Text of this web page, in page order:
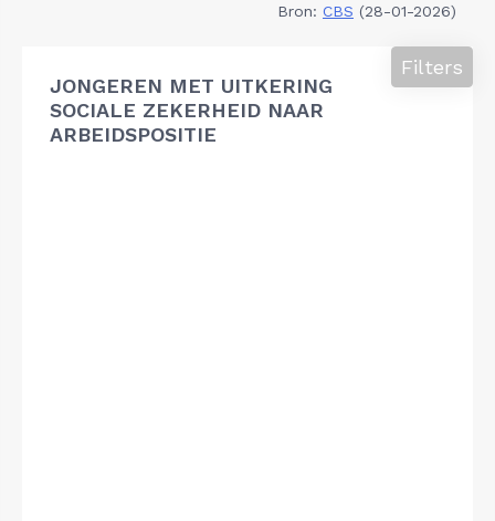
Bron: CBS (28-01-2026)
JONGEREN MET UITKERING
SOCIALE ZEKERHEID NAAR
ARBEIDSPOSITIE
Filters